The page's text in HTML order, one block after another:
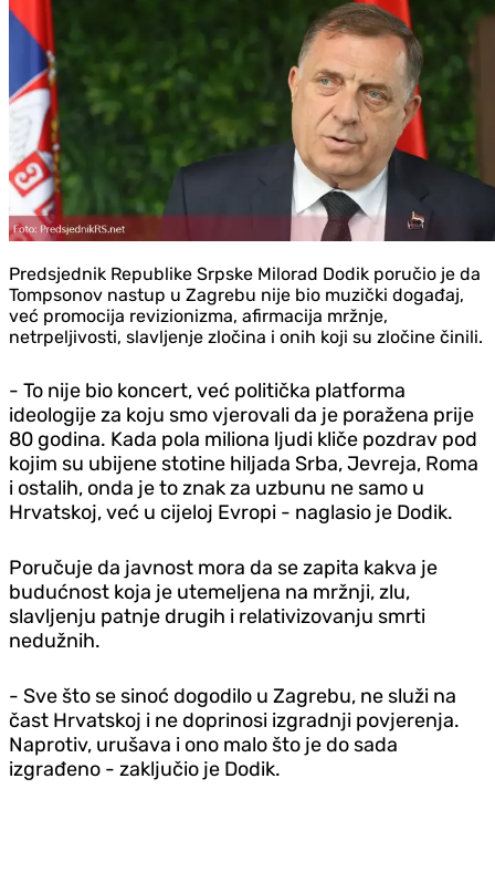
Predsjednik Republike Srpske Milorad Dodik poručio je da
Tompsonov nastup u Zagrebu nije bio muzički događaj,
već promocija revizionizma, afirmacija mržnje,
netrpeljivosti, slavljenje zločina i onih koji su zločine činili.
- To nije bio koncert, već politička platforma
ideologije za koju smo vjerovali da je poražena prije
80 godina. Kada pola miliona ljudi kliče pozdrav pod
kojim su ubijene stotine hiljada Srba, Jevreja, Roma
i ostalih, onda je to znak za uzbunu ne samo u
Hrvatskoj, već u cijeloj Evropi - naglasio je Dodik.
Poručuje da javnost mora da se zapita kakva je
budućnost koja je utemeljena na mržnji, zlu,
slavljenju patnje drugih i relativizovanju smrti
nedužnih.
- Sve što se sinoć dogodilo u Zagrebu, ne služi na
čast Hrvatskoj i ne doprinosi izgradnji povjerenja.
Naprotiv, urušava i ono malo što je do sada
izgrađeno - zaključio je Dodik.